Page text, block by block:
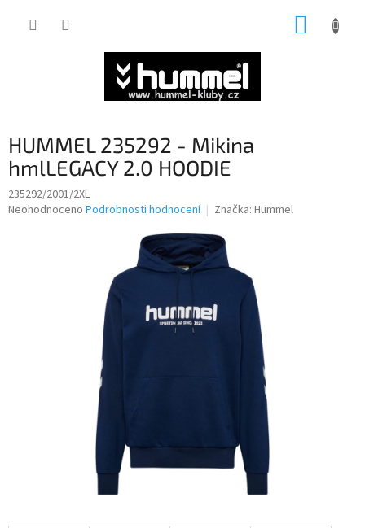
HUMMEL 235292 - Mikina
hmlLEGACY 2.0 HOODIE
235292/2001/2XL
Průměrné
Neohodnoceno Podrobnosti hodnocení Značka: Hummel